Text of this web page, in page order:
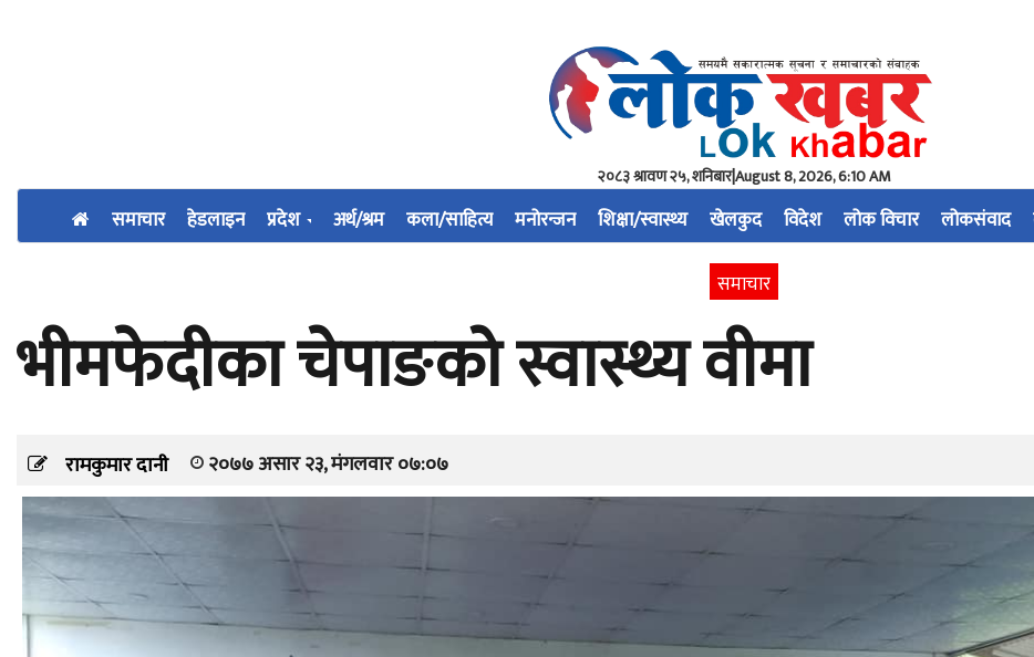
२०८३ श्रावण २५, शनिबार|August 8, 2026, 6:10 AM
समाचार हेडलाइन प्रदेश अर्थ/श्रम कला/साहित्य मनोरन्जन शिक्षा/स्वास्थ्य खेलकुद विदेश लोक विचार लोकसंवाद
समाचार
भीमफेदीका चेपाङको स्वास्थ्य वीमा
रामकुमार दानी २०७७ असार २३, मंगलवार ०७:०७